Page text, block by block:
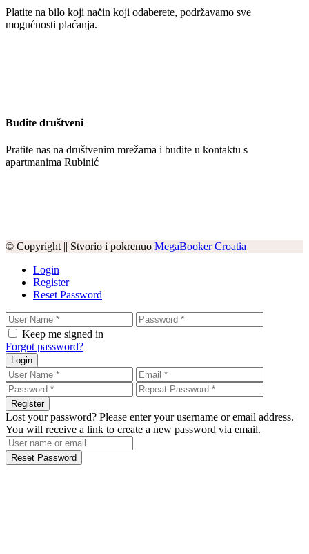
Platite na bilo koji način koji odaberete, podržavamo sve
mogućnosti plaćanja.
Budite društveni
Pratite nas na društvenim mrežama i budite u kontaktu s
apartmanima Rubinić
© Copyright || Stvorio i pokrenuo MegaBooker Croatia
Login
Register
Reset Password
Keep me signed in
Forgot password?
Login
Register
Lost your password? Please enter your username or email address.
You will receive a link to create a new password via email.
Reset Password